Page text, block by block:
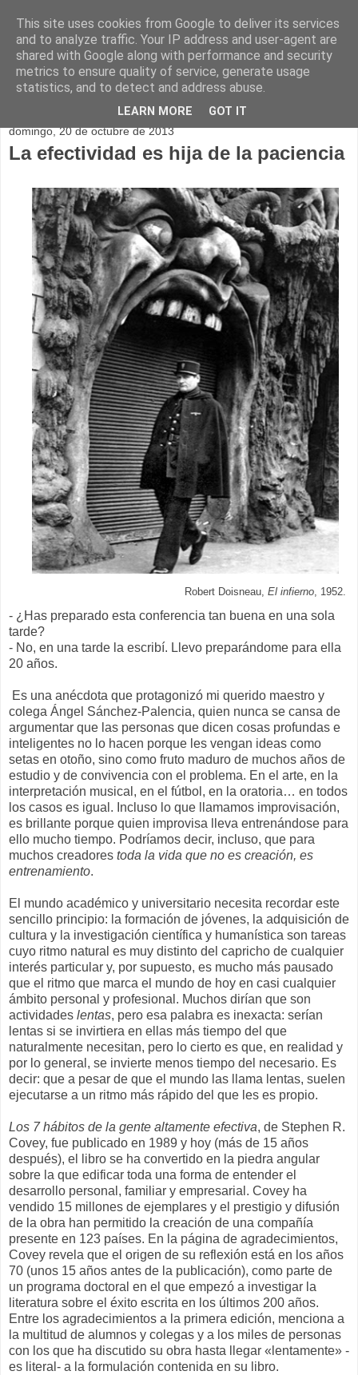
domingo, 20 de octubre de 2013
La efectividad es hija de la paciencia
Robert Doisneau, El infierno , 1952.
- ¿Has preparado esta conferencia tan buena en una sola
tarde?
- No, en una tarde la escribí. Llevo preparándome para ella
20 años.
Es una anécdota que protagonizó mi querido maestro y
colega Ángel Sánchez-Palencia, quien nunca se cansa de
argumentar que las personas que dicen cosas profundas e
inteligentes no lo hacen porque les vengan ideas como
setas en otoño, sino como fruto maduro de muchos años de
estudio y de convivencia con el problema. En el arte, en la
interpretación musical, en el fútbol, en la oratoria… en todos
los casos es igual. Incluso lo que llamamos improvisación,
es brillante porque quien improvisa lleva entrenándose para
ello mucho tiempo. Podríamos decir, incluso, que para
muchos creadores toda la vida que no es creación, es
entrenamiento.
El mundo académico y universitario necesita recordar este
sencillo principio: la formación de jóvenes, la adquisición de
cultura y la investigación científica y humanística son tareas
cuyo ritmo natural es muy distinto del capricho de cualquier
interés particular y, por supuesto, es mucho más pausado
que el ritmo que marca el mundo de hoy en casi cualquier
ámbito personal y profesional. Muchos dirían que son
actividades lentas, pero esa palabra es inexacta: serían
lentas si se invirtiera en ellas más tiempo del que
naturalmente necesitan, pero lo cierto es que, en realidad y
por lo general, se invierte menos tiempo del necesario. Es
decir: que a pesar de que el mundo las llama lentas, suelen
ejecutarse a un ritmo más rápido del que les es propio.
Los 7 hábitos de la gente altamente efectiva, de Stephen R.
Covey, fue publicado en 1989 y hoy (más de 15 años
después), el libro se ha convertido en la piedra angular
sobre la que edificar toda una forma de entender el
desarrollo personal, familiar y empresarial. Covey ha
vendido 15 millones de ejemplares y el prestigio y difusión
de la obra han permitido la creación de una compañía
presente en 123 países. En la página de agradecimientos,
Covey revela que el origen de su reflexión está en los años
70 (unos 15 años antes de la publicación), como parte de
un programa doctoral en el que empezó a investigar la
literatura sobre el éxito escrita en los últimos 200 años.
Entre los agradecimientos a la primera edición, menciona a
la multitud de alumnos y colegas y a los miles de personas
con los que ha discutido su obra hasta llegar «lentamente» -
es literal- a la formulación contenida en su libro.
This site uses cookies from Google to deliver its services
and to analyze traffic. Your IP address and user-agent are
shared with Google along with performance and security
metrics to ensure quality of service, generate usage
statistics, and to detect and address abuse.
LEARN MORE GOT IT